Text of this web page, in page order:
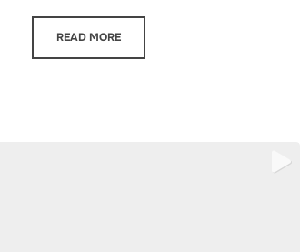
READ MORE